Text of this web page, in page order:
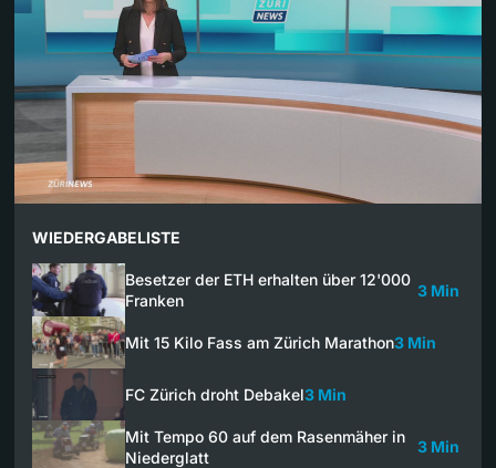
WIEDERGABELISTE
Besetzer der ETH erhalten über 12'000
Franken
3 Min
Mit 15 Kilo Fass am Zürich Marathon3 Min
FC Zürich droht Debakel3 Min
Mit Tempo 60 auf dem Rasenmäher in
Niederglatt
3 Min